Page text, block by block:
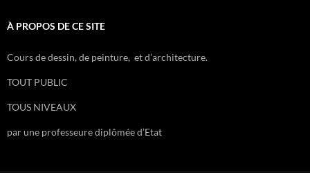
e
h
r
:
À PROPOS DE CE SITE
Cours de dessin, de peinture, et d’architecture.
TOUT PUBLIC
TOUS NIVEAUX
par une professeure diplômée d’Etat